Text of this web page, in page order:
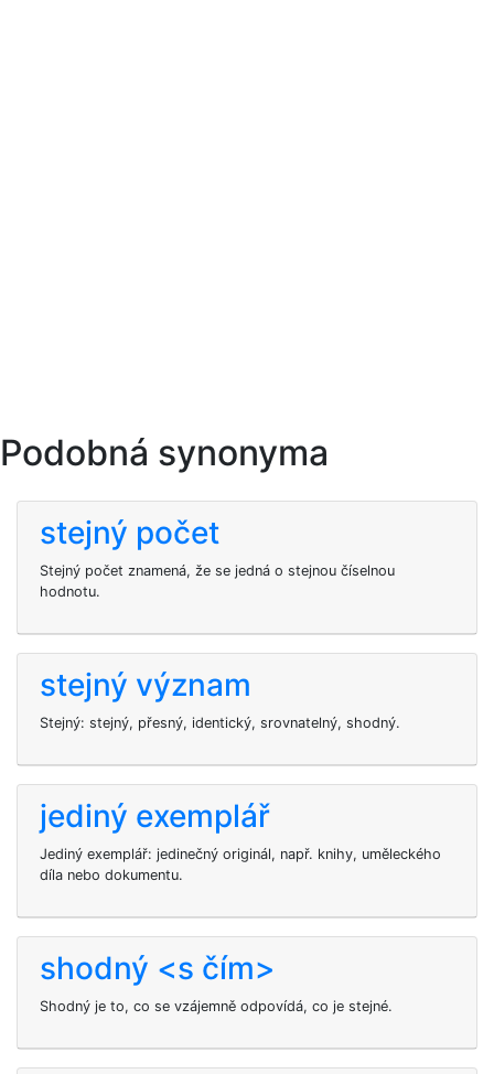
Podobná synonyma
stejný počet
Stejný počet znamená, že se jedná o stejnou číselnou
hodnotu.
stejný význam
Stejný: stejný, přesný, identický, srovnatelný, shodný.
jediný exemplář
Jediný exemplář: jedinečný originál, např. knihy, uměleckého
díla nebo dokumentu.
shodný <s čím>
Shodný je to, co se vzájemně odpovídá, co je stejné.